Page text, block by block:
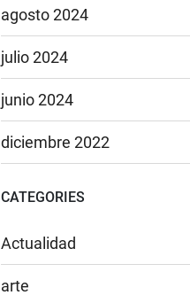
agosto 2024
julio 2024
junio 2024
diciembre 2022
CATEGORIES
Actualidad
arte